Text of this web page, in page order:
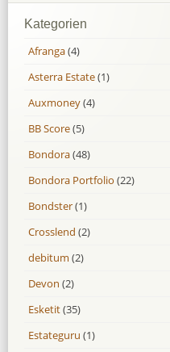
Kategorien
Afranga(4)
Asterra Estate(1)
Auxmoney(4)
BB Score(5)
Bondora(48)
Bondora Portfolio (22)
Bondster(1)
Crosslend (2)
debitum (2)
Devon (2)
Esketit(35)
Estateguru (1)